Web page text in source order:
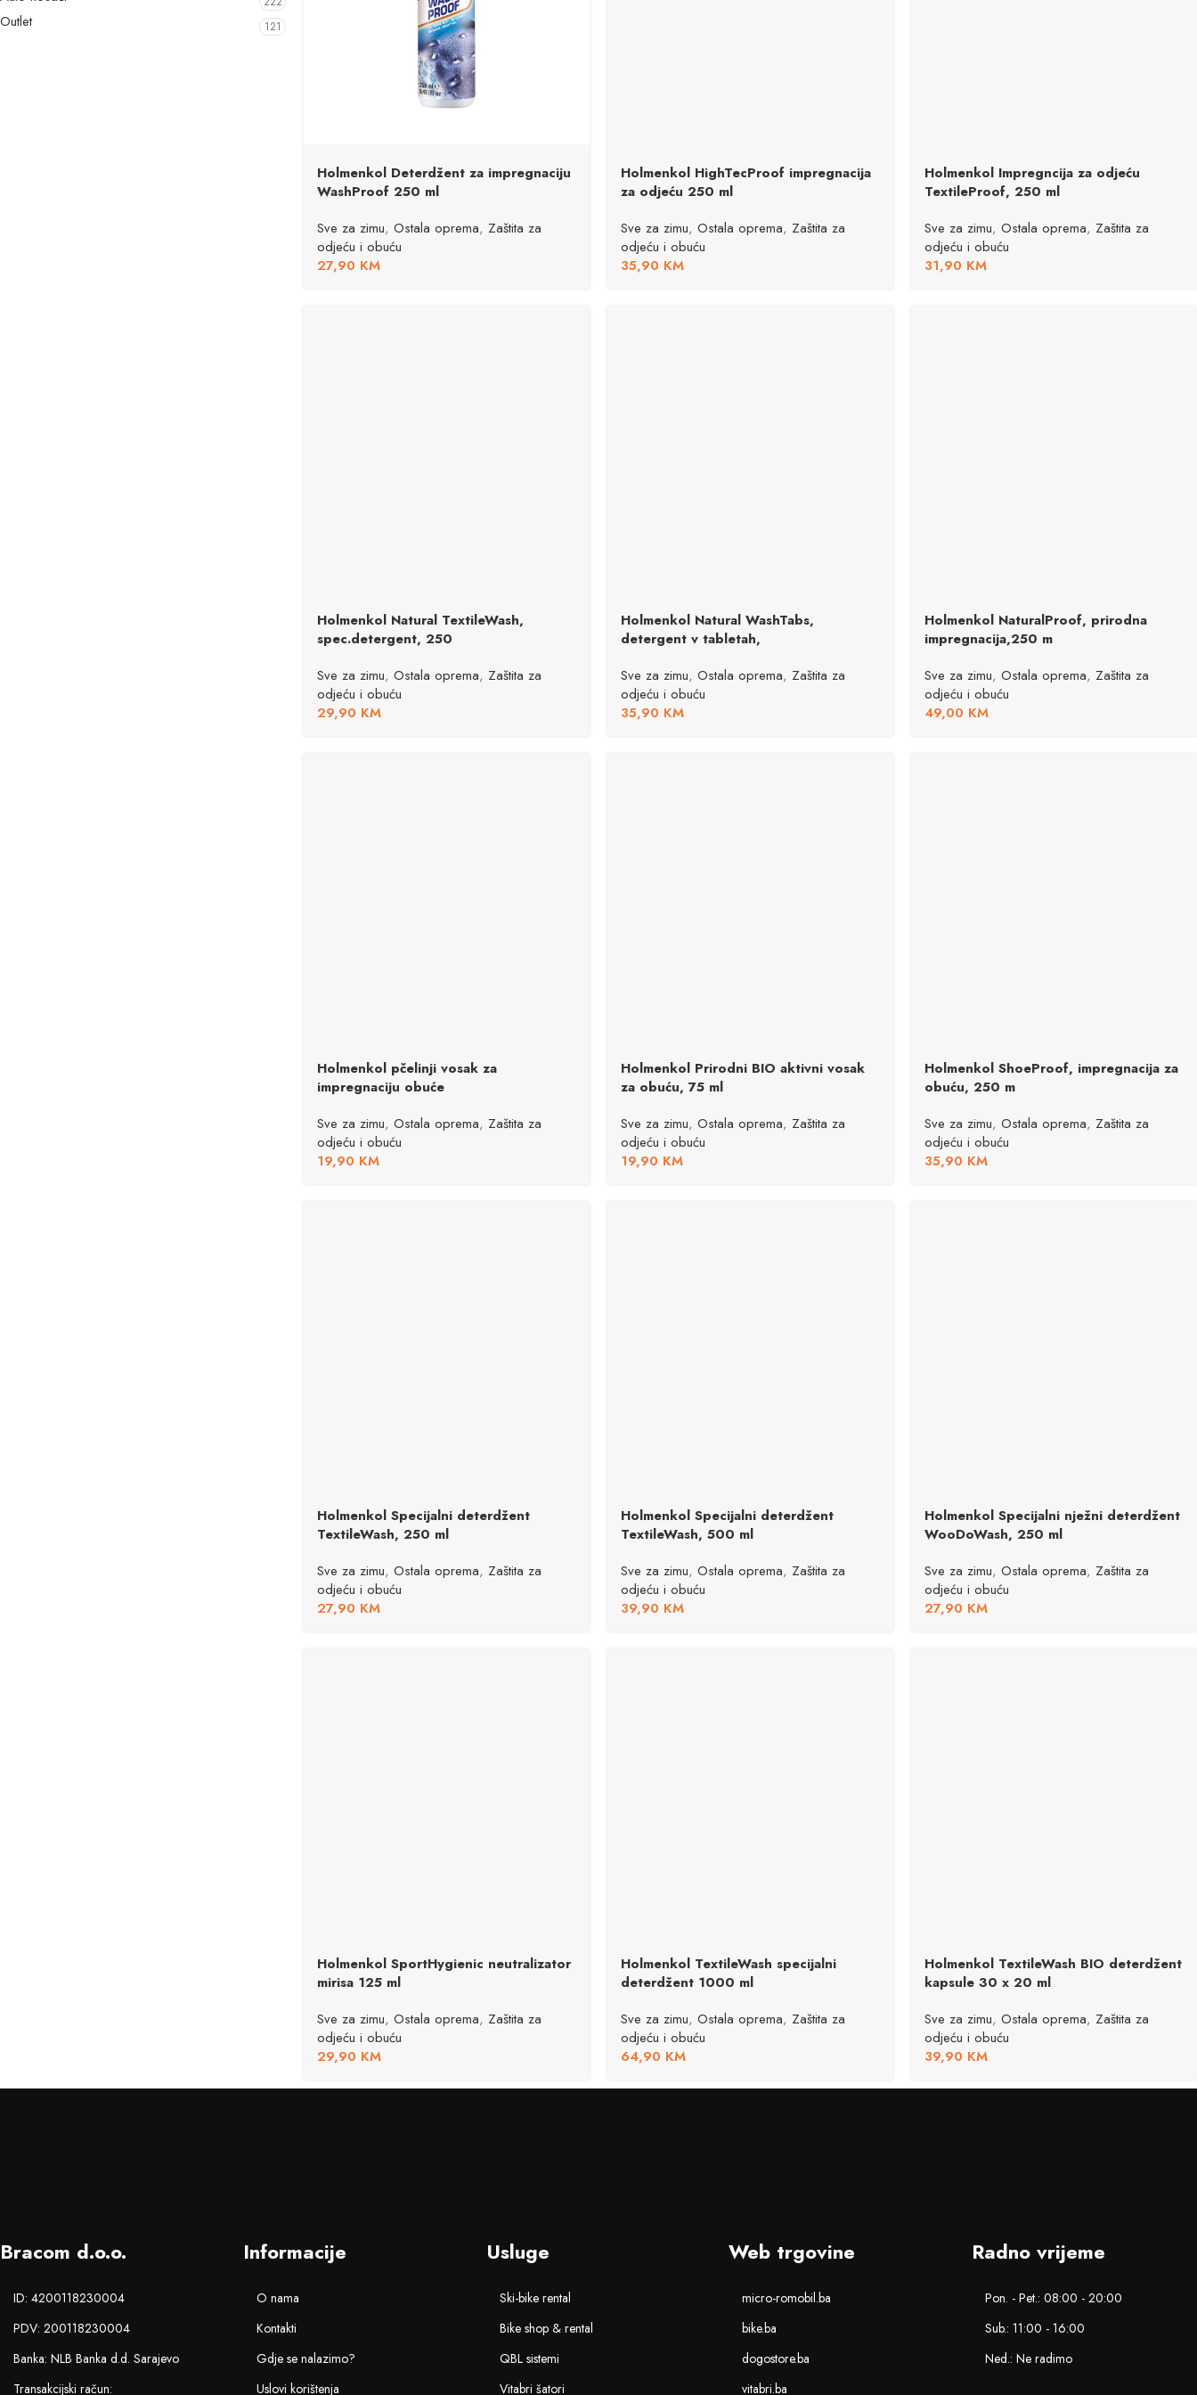
Outlet 121
Holmenkol Deterdžent za impregnaciju
WashProof 250 ml
Sve za zimu, Ostala oprema, Zaštita za
odjeću i obuću
27,90 KM
Holmenkol HighTecProof impregnacija
za odjeću 250 ml
Sve za zimu, Ostala oprema, Zaštita za
odjeću i obuću
35,90 KM
Holmenkol Impregncija za odjeću
TextileProof, 250 ml
Sve za zimu, Ostala oprema, Zaštita za
odjeću i obuću
31,90 KM
Holmenkol Natural TextileWash,
spec.detergent, 250
Sve za zimu, Ostala oprema, Zaštita za
odjeću i obuću
29,90 KM
Holmenkol Natural WashTabs,
detergent v tabletah,
Sve za zimu, Ostala oprema, Zaštita za
odjeću i obuću
35,90 KM
Holmenkol NaturalProof, prirodna
impregnacija,250 m
Sve za zimu, Ostala oprema, Zaštita za
odjeću i obuću
49,00 KM
Holmenkol pčelinji vosak za
impregnaciju obuće
Sve za zimu, Ostala oprema, Zaštita za
odjeću i obuću
19,90 KM
Holmenkol Prirodni BIO aktivni vosak
za obuću, 75 ml
Sve za zimu, Ostala oprema, Zaštita za
odjeću i obuću
19,90 KM
Holmenkol ShoeProof, impregnacija za
obuću, 250 m
Sve za zimu, Ostala oprema, Zaštita za
odjeću i obuću
35,90 KM
Holmenkol Specijalni deterdžent
TextileWash, 250 ml
Sve za zimu, Ostala oprema, Zaštita za
odjeću i obuću
27,90 KM
Holmenkol Specijalni deterdžent
TextileWash, 500 ml
Sve za zimu, Ostala oprema, Zaštita za
odjeću i obuću
39,90 KM
Holmenkol Specijalni nježni deterdžent
WooDoWash, 250 ml
Sve za zimu, Ostala oprema, Zaštita za
odjeću i obuću
27,90 KM
Holmenkol SportHygienic neutralizator
mirisa 125 ml
Sve za zimu, Ostala oprema, Zaštita za
odjeću i obuću
29,90 KM
Holmenkol TextileWash specijalni
deterdžent 1000 ml
Sve za zimu, Ostala oprema, Zaštita za
odjeću i obuću
64,90 KM
Holmenkol TextileWash BIO deterdžent
kapsule 30 x 20 ml
Sve za zimu, Ostala oprema, Zaštita za
odjeću i obuću
39,90 KM
Bracom d.o.o.
ID: 4200118230004
PDV: 200118230004
Banka: NLB Banka d.d. Sarajevo
Transakcijski račun:
Informacije
O nama
Kontakti
Gdje se nalazimo?
Uslovi korištenja
Usluge
Ski-bike rental
Bike shop & rental
QBL sistemi
Vitabri šatori
Web trgovine
micro-romobil.ba
bike.ba
dogostore.ba
vitabri.ba
Radno vrijeme
Pon. - Pet.: 08:00 - 20:00
Sub.: 11:00 - 16:00
Ned.: Ne radimo